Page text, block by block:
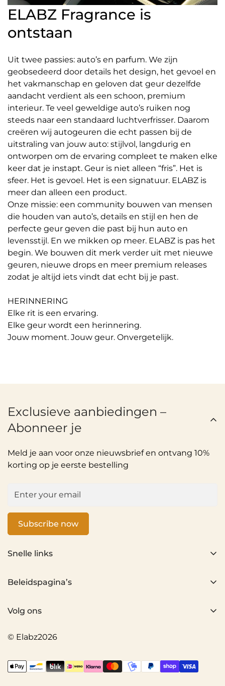
ELABZ Fragrance is
ontstaan
Uit twee passies: auto’s en parfum. We zijn
geobsedeerd door details het design, het gevoel en
het vakmanschap en geloven dat geur dezelfde
aandacht verdient als een schoon, premium
interieur. Te veel geweldige auto’s ruiken nog
steeds naar een standaard luchtverfrisser. Daarom
creëren wij autogeuren die echt passen bij de
uitstraling van jouw auto: stijlvol, langdurig en
ontworpen om de ervaring compleet te maken elke
keer dat je instapt. Geur is niet alleen “fris”. Het is
sfeer. Het is gevoel. Het is een signatuur. ELABZ is
meer dan alleen een product.
Onze missie: een community bouwen van mensen
die houden van auto’s, details en stijl en hen de
perfecte geur geven die past bij hun auto en
levensstijl. En we mikken op meer. ELABZ is pas het
begin. We bouwen dit merk verder uit met nieuwe
geuren, nieuwe drops en meer premium releases
zodat je altijd iets vindt dat echt bij je past.
HERINNERING
Elke rit is een ervaring.
Elke geur wordt een herinnering.
Jouw moment. Jouw geur. Onvergetelijk.
Exclusieve aanbiedingen –
Abonneer je
Meld je aan voor onze nieuwsbrief en ontvang 10%
korting op je eerste bestelling
Subscribe now
Snelle links
Alle producten
Over ons
Beleidspagina’s
Terugbetalingsbeleid
Verzendbeleid
Volg ons
© Elabz2026